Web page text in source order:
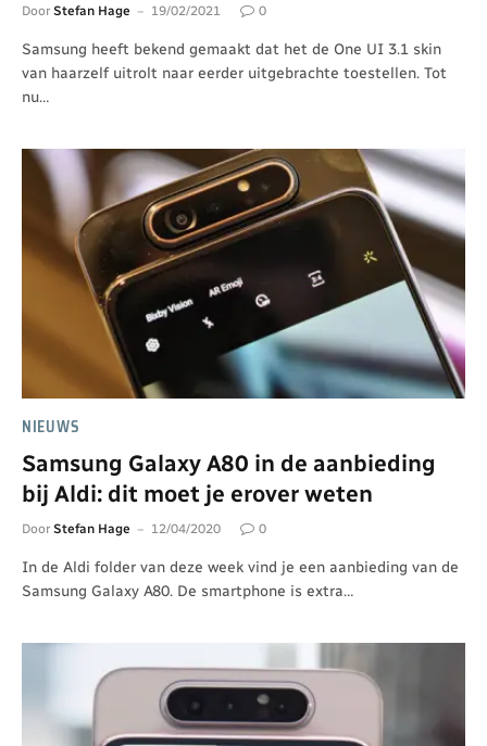
Door Stefan Hage 19/02/2021 0
Samsung heeft bekend gemaakt dat het de One UI 3.1 skin
van haarzelf uitrolt naar eerder uitgebrachte toestellen. Tot
nu…
NIEUWS
Samsung Galaxy A80 in de aanbieding
bij Aldi: dit moet je erover weten
Door Stefan Hage 12/04/2020 0
In de Aldi folder van deze week vind je een aanbieding van de
Samsung Galaxy A80. De smartphone is extra…